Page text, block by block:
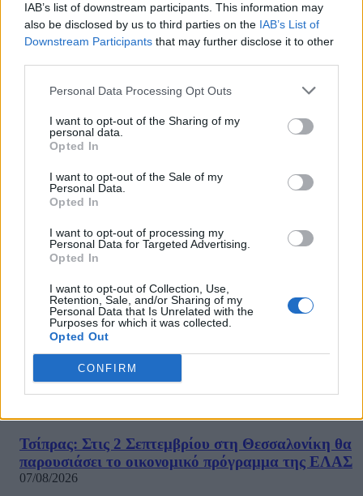
IAB’s list of downstream participants. This information may
also be disclosed by us to third parties on the IAB’s List of
Downstream Participants that may further disclose it to other
Personal Data Processing Opt Outs
I want to opt-out of the Sharing of my
personal data.
Opted In
I want to opt-out of the Sale of my
Personal Data.
Opted In
I want to opt-out of processing my
Personal Data for Targeted Advertising.
Opted In
I want to opt-out of Collection, Use,
Retention, Sale, and/or Sharing of my
Personal Data that Is Unrelated with the
Purposes for which it was collected.
Opted Out
CONFIRM
Υπ. Δικαιοσύνης: Κατατέθηκε στη Βουλή το
νομοσχέδιο με τις αλλαγές στον Ποινικό
Κώδικα
02/11/2021
Το νομοσχέδιο του υπουργείου Δικαιοσύνης για τις «τροποποιήσεις
του Ποινικού Κώδικα, του Κώδικα Ποινικής Δικονομίας και λοιπές
επείγουσες διατάξεις του υπουργείου Δικαιοσύνης», κατατέθηκε
στη Βουλή, ύστερα από την δημόσια διαβούλευση που είχε τεθεί.
Σελίδα 1 από 5
Τσίπρας: Στις 2 Σεπτεμβρίου στη Θεσσαλονίκη θα
παρουσιάσει το οικονομικό πρόγραμμα της ΕΛΑΣ
07/08/2026